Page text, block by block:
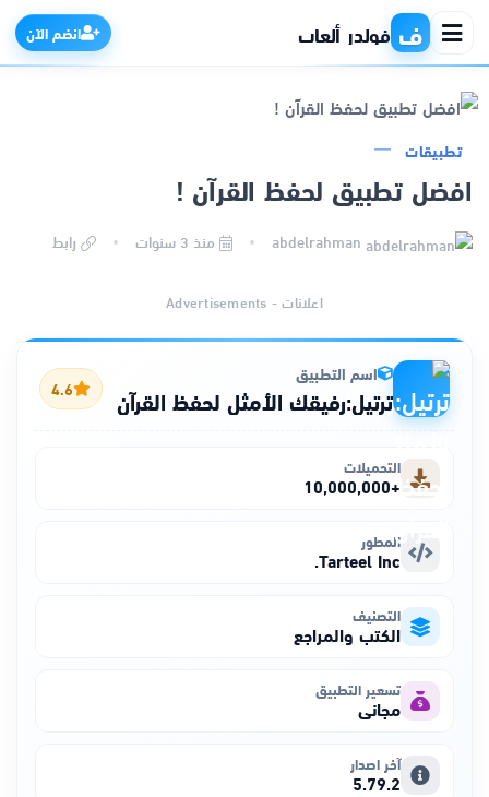
ف فولدر ألعاب انضم الآن
التطبيقات
ذكاء اصطناعي
تطبيقات
افضل تطبيق لحفظ القرآن !
منذ 3 سنوات رابط
اعلانات - Advertisements
اسم التطبيق
ترتيل:رفيقك الأمثل لحفظ القرآن 4.6
التحميلات
+10,000,000
المطور
Tarteel Inc.
التصنيف
الكتب والمراجع
تسعير التطبيق
مجاني
آخر اصدار
5.79.2